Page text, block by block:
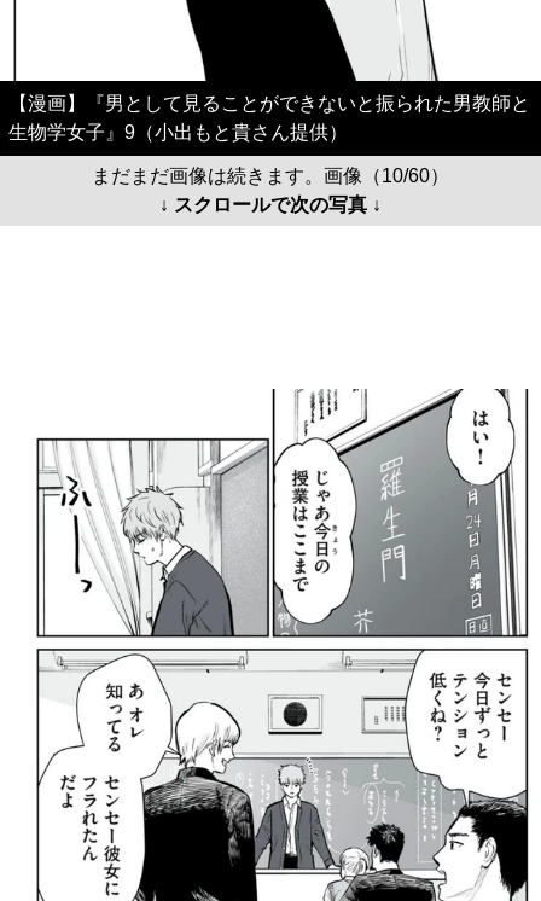
【漫画】『男として見ることができないと振られた男教師と
生物学女子』9（小出もと貴さん提供）
まだまだ画像は続きます。画像（10/60）
↓ スクロールで次の写真 ↓